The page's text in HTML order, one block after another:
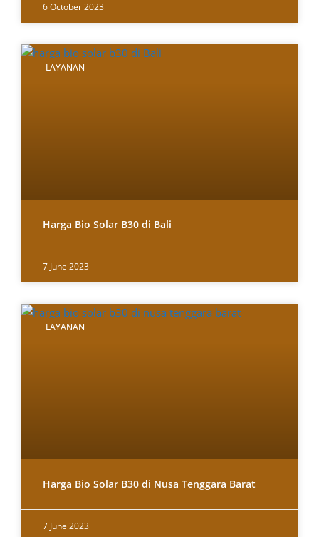
6 October 2023
LAYANAN
Harga Bio Solar B30 di Bali
7 June 2023
LAYANAN
Harga Bio Solar B30 di Nusa Tenggara Barat
7 June 2023